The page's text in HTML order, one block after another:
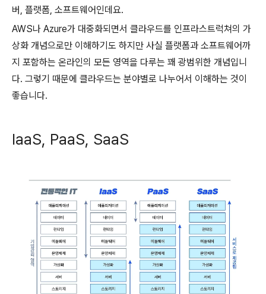
버, 플랫폼, 소프트웨어인데요.
AWS나 Azure가 대중화되면서 클라우드를 인프라스트럭쳐의 가
상화 개념으로만 이해하기도 하지만 사실 플랫폼과 소프트웨어까
지 포함하는 온라인의 모든 영역을 다루는 꽤 광범위한 개념입니
다. 그렇기 때문에 클라우드는 분야별로 나누어서 이해하는 것이
좋습니다.
IaaS, PaaS, SaaS